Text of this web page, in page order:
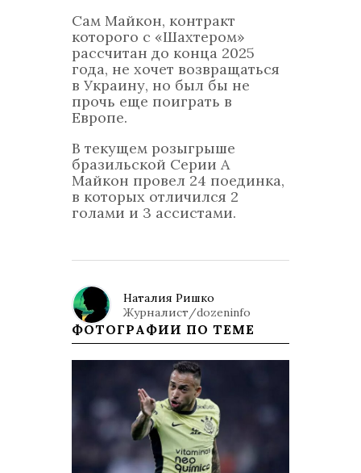
Сам Майкон, контракт
которого с «Шахтером»
рассчитан до конца 2025
года, не хочет возвращаться
в Украину, но был бы не
прочь еще поиграть в
Европе.
В текущем розыгрыше
бразильской Серии А
Майкон провел 24 поединка,
в которых отличился 2
голами и 3 ассистами.
Наталия Ришко
Журналист/dozeninfo
ФОТОГРАФИИ ПО ТЕМЕ